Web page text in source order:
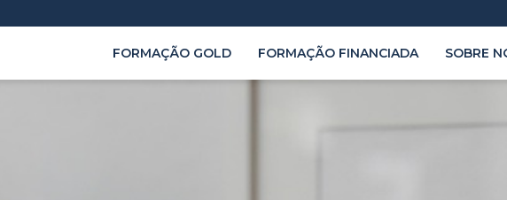
FORMAÇÃO GOLD FORMAÇÃO FINANCIADA SOBRE